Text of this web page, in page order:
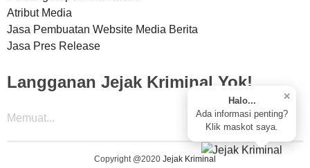
✕
Halo...
Ada informasi penting?
Klik maskot saya.
Atribut Media
Jasa Pembuatan Website Media Berita
Jasa Pres Release
Langganan Jejak Kriminal Yok!
Memuat...
Copyright @2020 Jejak Kriminal